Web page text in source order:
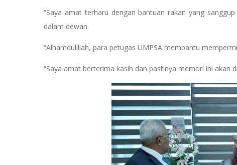
“Saya amat terharu dengan bantuan rakan yang
dalam dewan.
“Alhamdulillah, para petugas UMPSA membantu
“Saya amat berterima kasih dan pastinya memori ini akan